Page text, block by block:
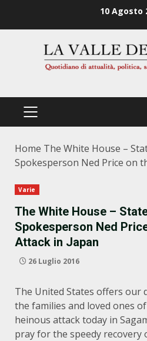
10 Agosto
PRIMÄRES
Home The White House –
Spokesperson Ned Price on
Varie
The White House –
Spokesperson Ned
Attack in Japan
26 Luglio 2016
The United States offers our
the families and loved ones
heinous attack today in
pray for the speedy recovery